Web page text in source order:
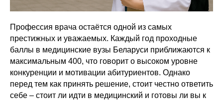
Профессия врача остаётся одной из самых
престижных и уважаемых. Каждый год проходные
баллы в медицинские вузы Беларуси приближаются к
максимальным 400, что говорит о высоком уровне
конкуренции и мотивации абитуриентов. Однако
перед тем как принять решение, стоит честно ответить
себе – стоит ли идти в медицинский и готовы ли вы к